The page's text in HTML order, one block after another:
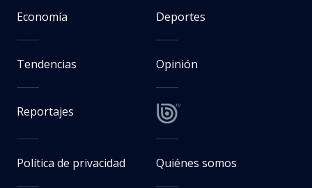
Economía Deportes
Tendencias Opinión
Reportajes
Política de privacidad Quiénes somos